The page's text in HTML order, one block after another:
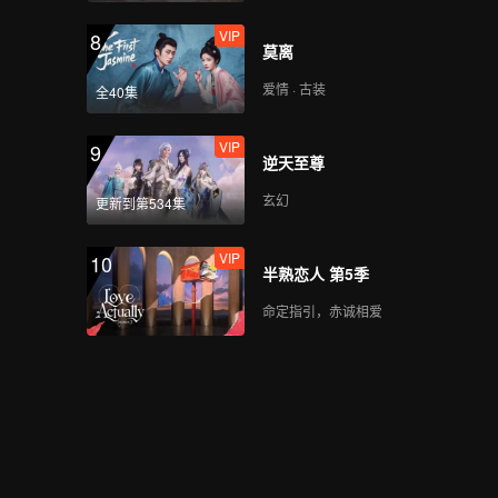
8
全40集
VIP
莫离
爱情 · 古装
9
更新到第534集
VIP
逆天至尊
玄幻
10 VIP
半熟恋人 第5季
命定指引，赤诚相爱